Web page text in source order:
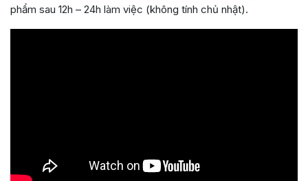
phẩm sau 12h – 24h làm việc (không tính chủ nhật).